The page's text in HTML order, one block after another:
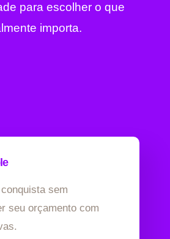
para escolher o que
importa.
sem
seu orçamento com